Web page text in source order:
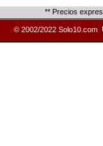
** Precios
© 2002/2022 Solo10.com